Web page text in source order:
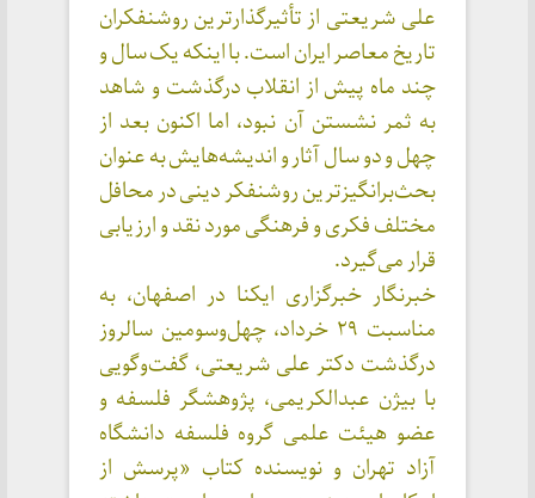
علی شریعتی از تأثیرگذارترین روشنفکران
تاریخ معاصر ایران است. با اینکه یک سال و
چند ماه پیش از انقلاب درگذشت و شاهد
به ثمر نشستن آن نبود، اما اکنون بعد از
چهل و دو سال آثار و اندیشه‌هایش به عنوان
بحث‌برانگیزترین روشنفکر دینی در محافل
مختلف فکری و فرهنگی مورد نقد و ارزیابی
قرار می‌گیرد.
خبرنگار خبرگزاری ایکنا در اصفهان، به
مناسبت ۲۹ خرداد، چهل‌و‌سومین سالروز
درگذشت دکتر علی شریعتی، گفت‌وگویی
با بیژن عبدالکریمی، پژوهشگر فلسفه و
عضو هیئت علمی گروه فلسفه دانشگاه
آزاد تهران و نویسنده کتاب «پرسش از